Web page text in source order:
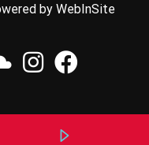
by WebInSite